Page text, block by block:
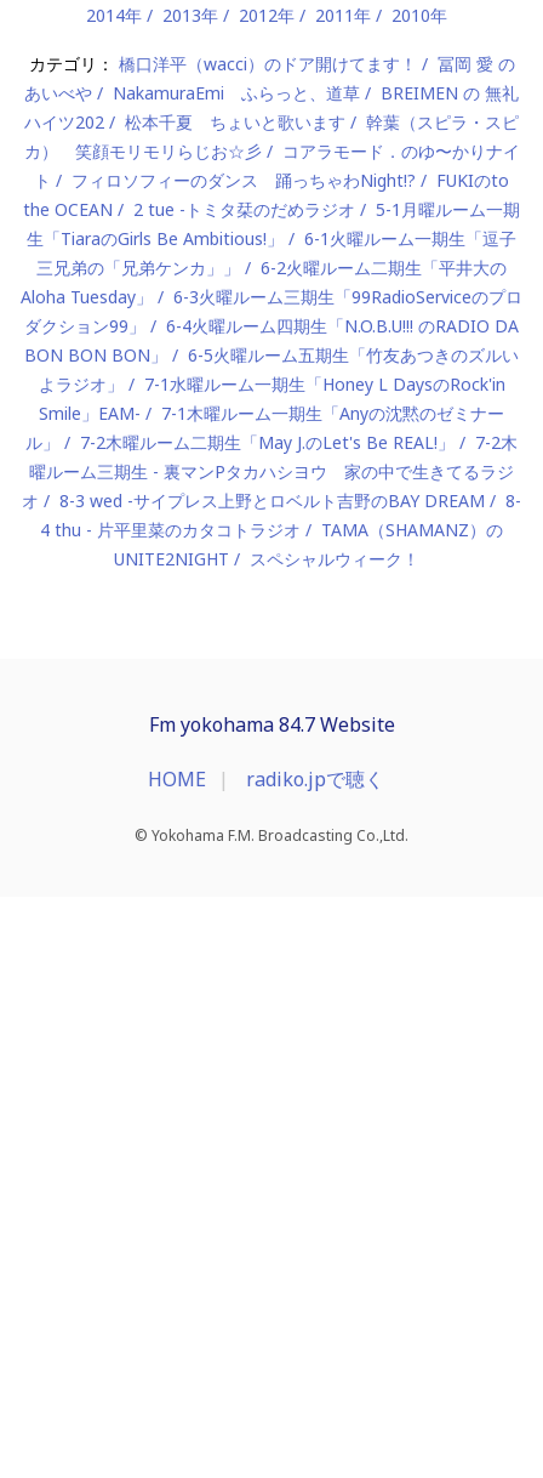
2014年
2013年 2012年 2011年 2010年
カテゴリ： 橋口洋平（wacci）のドア開けてます！
冨岡 愛 の
あいべや
NakamuraEmi ふらっと、道草
BREIMEN の 無礼
ハイツ202
松本千夏 ちょいと歌います
幹葉（スピラ・スピ
カ） 笑顔モリモリらじお☆彡
コアラモード．のゆ〜かりナイ
ト
フィロソフィーのダンス 踊っちゃわNight!?
FUKIのto
the OCEAN
2 tue -トミタ栞のだめラジオ
5-1月曜ルーム一期
生「TiaraのGirls Be Ambitious!」
6-1火曜ルーム一期生「逗子
三兄弟の「兄弟ケンカ」」
6-2火曜ルーム二期生「平井大の
Aloha Tuesday」
6-3火曜ルーム三期生「99RadioServiceのプロ
ダクション99」
6-4火曜ルーム四期生「N.O.B.U!!! のRADIO DA
BON BON BON」
6-5火曜ルーム五期生「竹友あつきのズルい
よラジオ」
7-1水曜ルーム一期生「Honey L DaysのRock'in
Smile」EAM-
7-1木曜ルーム一期生「Anyの沈黙のゼミナー
ル」
7-2木曜ルーム二期生「May J.のLet's Be REAL!」
7-2木
曜ルーム三期生 - 裏マンPタカハシヨウ 家の中で生きてるラジ
オ
8-3 wed -サイプレス上野とロベルト吉野のBAY DREAM
8-
4 thu - 片平里菜のカタコトラジオ
TAMA（SHAMANZ）の
UNITE2NIGHT
スペシャルウィーク！
Fm yokohama 84.7 Website
HOME radiko.jpで聴く
© Yokohama F.M. Broadcasting Co.,Ltd.